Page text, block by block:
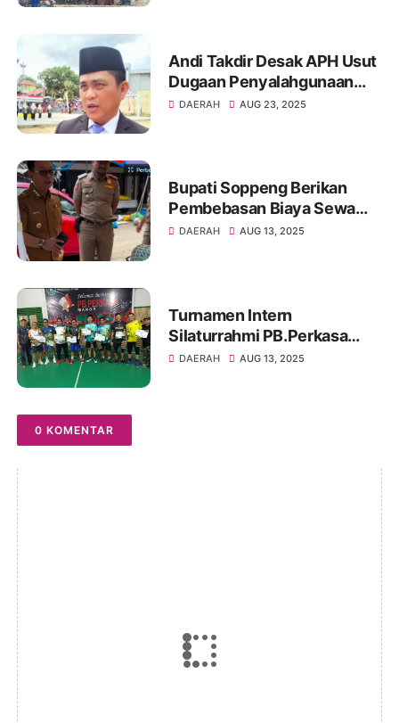
Andi Takdir Desak APH Usut
Dugaan Penyalahgunaan
Aset Negara di Soppeng
DAERAH AUG 23, 2025
Bupati Soppeng Berikan
Pembebasan Biaya Sewa
Kios untuk Pedagang Kecil
DAERAH AUG 13, 2025
Turnamen Intern
Silaturrahmi PB.Perkasa
2025 Berakhir, Taufik-Faiz
DAERAH AUG 13, 2025
0 KOMENTAR